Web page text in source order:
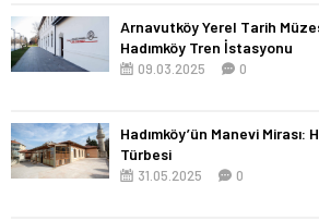
Arnavutköy Yerel Tarih
Hadımköy Tren İstasyonu
09.03.2025 0
Hadımköy’ün Manevi Mirası:
Türbesi
31.05.2025 0